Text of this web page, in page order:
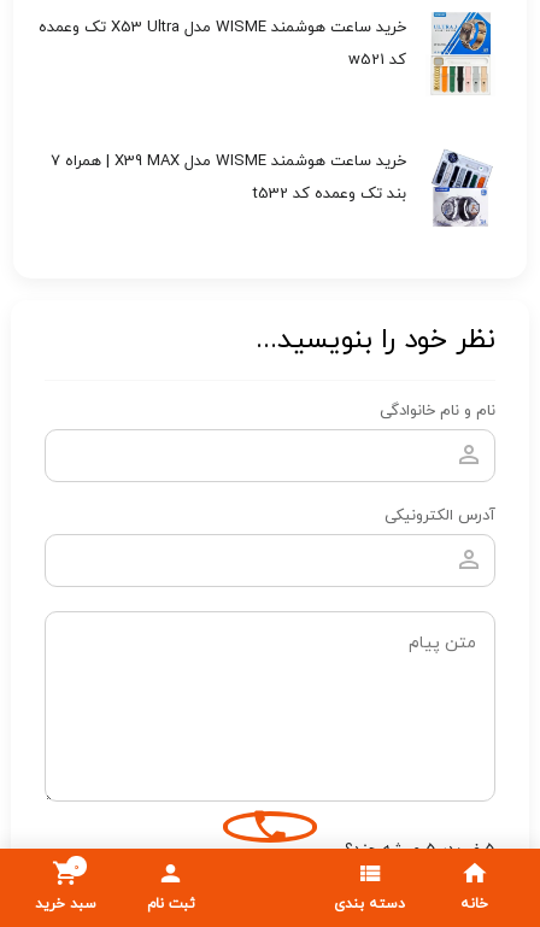
خرید ساعت هوشمند WISME مدل X53 Ultra تک وعمده
کد w521
خرید ساعت هوشمند WISME مدل X39 MAX | همراه 7
بند تک وعمده کد t532
نظر خود را بنویسید...
نام و نام خانوادگی
آدرس الکترونیکی
5 ضربدر 5 میشه چند؟
خانه دسته بندی ثبت نام سبد خرید
0